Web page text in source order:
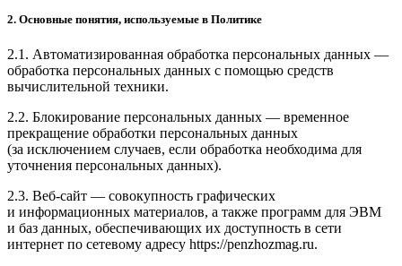
2. Основные понятия, используемые в Политике
2.1. Автоматизированная обработка персональных данных —
обработка персональных данных с помощью средств
вычислительной техники.
2.2. Блокирование персональных данных — временное
прекращение обработки персональных данных
(за исключением случаев, если обработка необходима для
уточнения персональных данных).
2.3. Веб-сайт — совокупность графических
и информационных материалов, а также программ для ЭВМ
и баз данных, обеспечивающих их доступность в сети
интернет по сетевому адресу https://penzhozmag.ru.